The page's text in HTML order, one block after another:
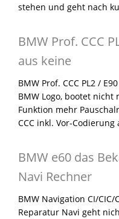
stehen und geht nach
BMW Prof. CCC
aus keine
BMW Prof. CCC PL2 /
BMW Logo, bootet nicht
Funktion mehr
CCC inkl. Vor-Codierung
BMW e60 das
Navi Rechner
BMW Navigation CI/CIC/
Reparatur Navi geht